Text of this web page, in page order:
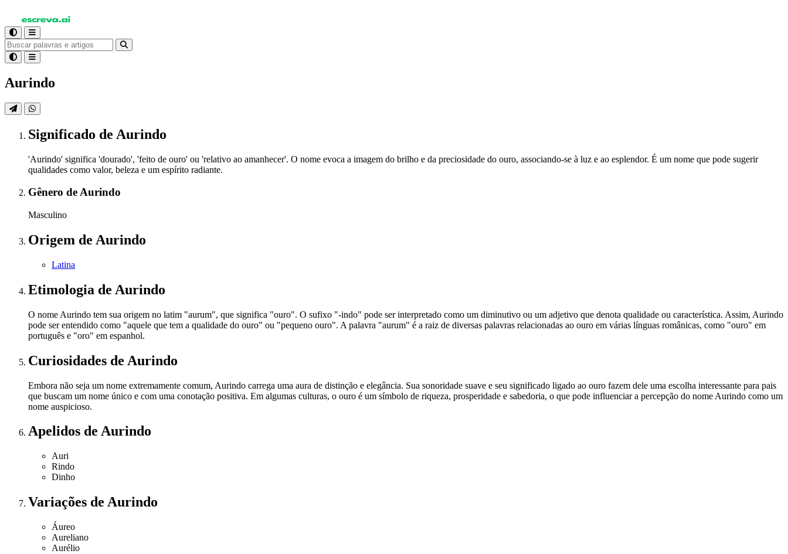
Aurindo
Significado de Aurindo
'Aurindo' significa 'dourado', 'feito de ouro' ou 'relativo ao amanhecer'. O nome evoca a imagem do brilho e da preciosidade do ouro, associando-se à luz e ao esplendor. É um nome que pode sugerir
qualidades como valor, beleza e um espírito radiante.
Gênero de Aurindo
Masculino
Origem de Aurindo
Latina
Etimologia de Aurindo
O nome Aurindo tem sua origem no latim "aurum", que significa "ouro". O sufixo "-indo" pode ser interpretado como um diminutivo ou um adjetivo que denota qualidade ou característica. Assim, Aurindo
pode ser entendido como "aquele que tem a qualidade do ouro" ou "pequeno ouro". A palavra "aurum" é a raiz de diversas palavras relacionadas ao ouro em várias línguas românicas, como "ouro" em
português e "oro" em espanhol.
Curiosidades de Aurindo
Embora não seja um nome extremamente comum, Aurindo carrega uma aura de distinção e elegância. Sua sonoridade suave e seu significado ligado ao ouro fazem dele uma escolha interessante para pais
que buscam um nome único e com uma conotação positiva. Em algumas culturas, o ouro é um símbolo de riqueza, prosperidade e sabedoria, o que pode influenciar a percepção do nome Aurindo como um
nome auspicioso.
Apelidos de Aurindo
Auri
Rindo
Dinho
Variações de Aurindo
Áureo
Aureliano
Aurélio